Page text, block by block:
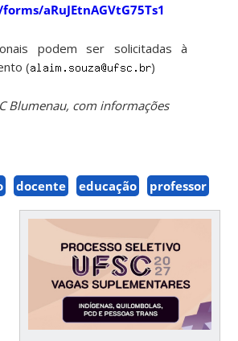
aRuJEtnAGVtG75Ts1
podem ser solicitadas à
(
)
Blumenau, com informações
docente educação professor